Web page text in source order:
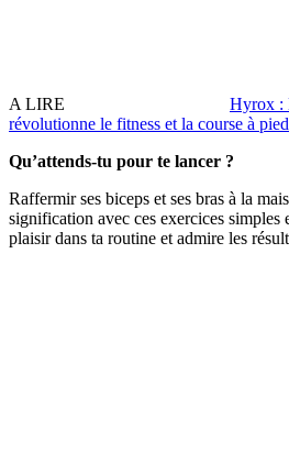
A LIRE
Hyrox :
révolutionne le fitness et la course à pied
Qu’attends-tu pour te lancer ?
Raffermir ses biceps et ses bras à la
signification avec ces exercices simples
plaisir dans ta routine et admire les